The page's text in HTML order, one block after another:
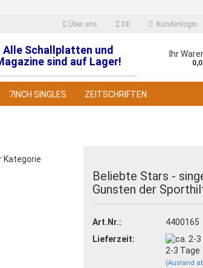
Über uns DE
auswählen
Kundenlogin
Alle Schallplatten und
sind auf Lager!
Ihr
7INCH SINGLES ZEITSCHRIFTEN
Kategorie
Beliebte Stars -
Gunsten der
Art.Nr.:
4400165
Lieferzeit:
2-3 Tage
(Ausland